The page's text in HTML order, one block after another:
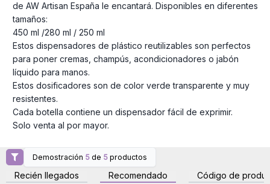
de AW Artisan España le encantará. Disponibles en diferentes
tamaños:
450 ml /280 ml / 250 ml
Estos dispensadores de plástico reutilizables son perfectos
para poner cremas, champús, acondicionadores o jabón
líquido para manos.
Estos dosificadores son de color verde transparente y muy
resistentes.
Cada botella contiene un dispensador fácil de exprimir.
Solo venta al por mayor.
Demostración 5 de 5 productos
Recién llegados Recomendado Código de
Inicie sesión o regístrese
para obtener precios al
por mayor
para obtener precios al
por mayor